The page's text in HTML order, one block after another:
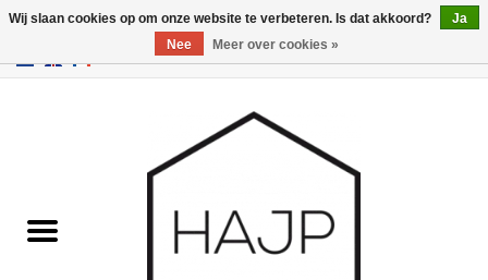
GBP/USD
Gadgets
Wij slaan cookies op om onze website te verbeteren. Is dat akkoord?
Ja
Nee
Meer over cookies »